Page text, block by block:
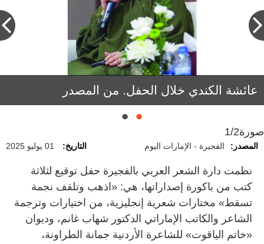
عائشة الكندي خلال الحفل. من المصدر
شهاب غانم يقرأ من «المختارات». من المصدر
صورة1/2
المصدر: الفجيرة - الإمارات اليوم التاريخ: 01 يوليو 2025
نظمت دارة الشعر العربي بالفجيرة حفل توقيع لثلاثة
كتب من باكورة إصداراتها، هي: «اذهب وتلقف نجمة
تسقط» مختارات شعرية إنجليزية، من اختيارات وترجمة
الشاعر والكاتب الإماراتي الدكتور شهاب غانم، وديوان
«خاتم الياقوت» للشاعرة الأردنية جمانة الطراونة،